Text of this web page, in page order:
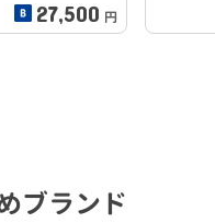
27,500 円
ブランド